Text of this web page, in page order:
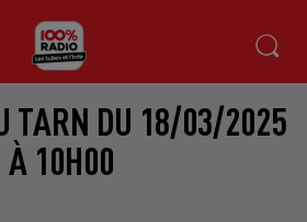
TARN DU 18/03/2025
À 10H00